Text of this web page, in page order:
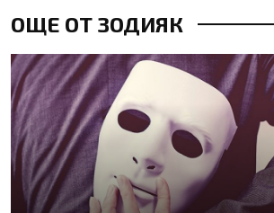
ОЩЕ ОТ ЗОДИЯК